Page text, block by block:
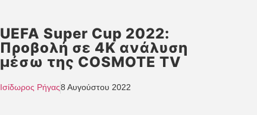
UEFA Super Cup 2022:
Προβολή σε 4K ανάλυση
μέσω της COSMOTE TV
Ισίδωρος Ρήγας8 Αυγούστου 2022